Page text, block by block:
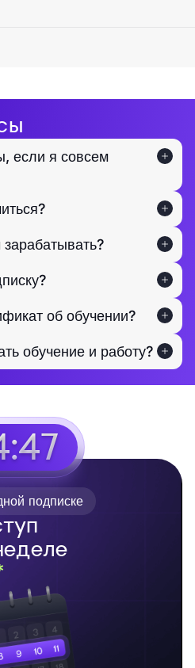
если я совсем
об обучении?
обучение и работу?
подписке